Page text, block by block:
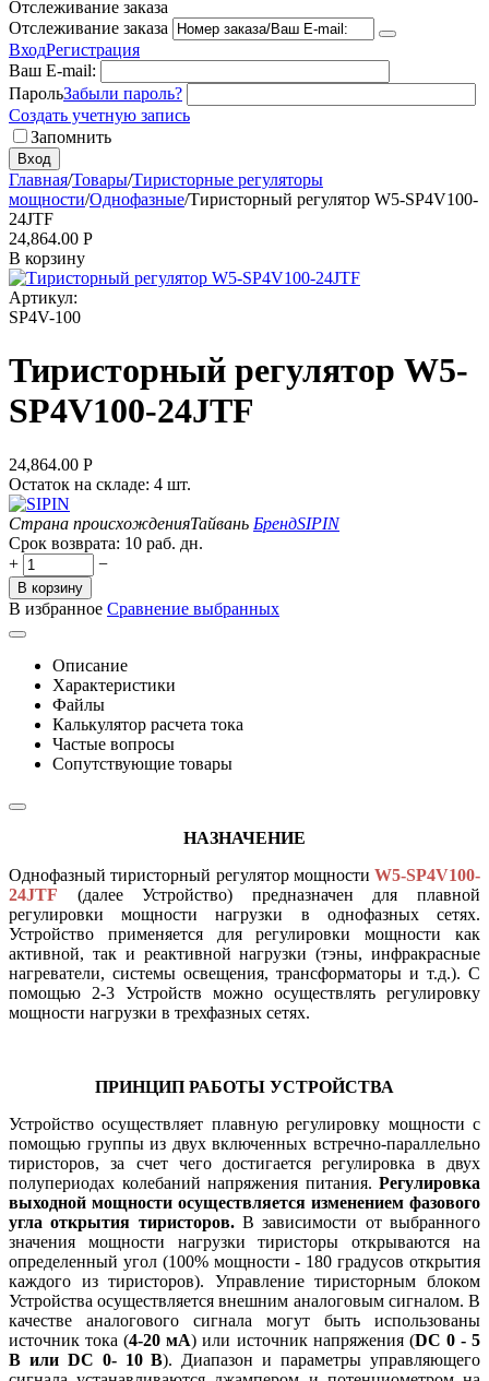
Отслеживание заказа
Отслеживание заказа
ВходРегистрация
Ваш E-mail:
ПарольЗабыли пароль?
Создать учетную запись
Запомнить
Вход
Главная/Товары/Тиристорные регуляторы
мощности/Однофазные/Тиристорный регулятор W5-SP4V100-
24JTF
24,864.00 Р
В корзину
Артикул:
SP4V-100
Тиристорный регулятор W5-
SP4V100-24JTF
24,864.00 Р
Остаток на складе: 4 шт.
Страна происхожденияТайвань БрендSIPIN
Срок возврата: 10 раб. дн.
+
−
В корзину
В избранное Сравнение выбранных
Описание
Характеристики
Файлы
Калькулятор расчета тока
Частые вопросы
Сопутствующие товары
НАЗНАЧЕНИЕ
Однофазный тиристорный регулятор мощности W5-SP4V100-
24JTF (далее Устройство) предназначен для плавной
регулировки мощности нагрузки в однофазных сетях.
Устройство применяется для регулировки мощности как
активной, так и реактивной нагрузки (тэны, инфракрасные
нагреватели, системы освещения, трансформаторы и т.д.). С
помощью 2-3 Устройств можно осуществлять регулировку
мощности нагрузки в трехфазных сетях.
ПРИНЦИП РАБОТЫ УСТРОЙСТВА
Устройство осуществляет плавную регулировку мощности с
помощью группы из двух включенных встречно-параллельно
тиристоров, за счет чего достигается регулировка в двух
полупериодах колебаний напряжения питания. Регулировка
выходной мощности осуществляется изменением фазового
угла открытия тиристоров.В зависимости от выбранного
значения мощности нагрузки тиристоры открываются на
определенный угол (100% мощности - 180 градусов открытия
каждого из тиристоров). Управление тиристорным блоком
Устройства осуществляется внешним аналоговым сигналом. В
качестве аналогового сигнала могут быть использованы
источник тока (4-20 мА) или источник напряжения (DC 0 - 5
В или DC 0- 10 В). Диапазон и параметры управляющего